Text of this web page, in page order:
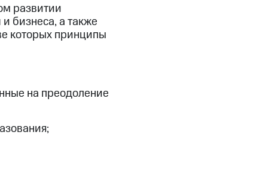
развитии
бизнеса, а также
которых принципы
на преодоление